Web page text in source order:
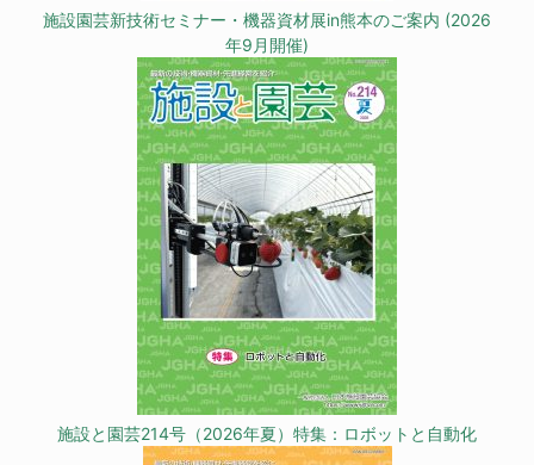
施設園芸新技術セミナー・機器資材展in熊本のご案内 (2026
年9月開催)
施設と園芸214号（2026年夏）特集：ロボットと自動化